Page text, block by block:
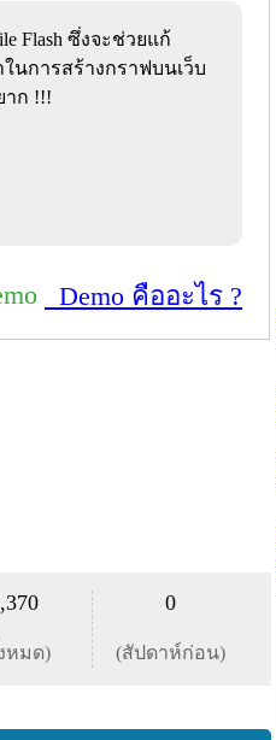
Flash ซึ่งจะช่วยแก้
นการสร้างกราฟบนเว็บ
าก !!!
Demo คืออะไร ?
หมด)
0
(สัปดาห์ก่อน)